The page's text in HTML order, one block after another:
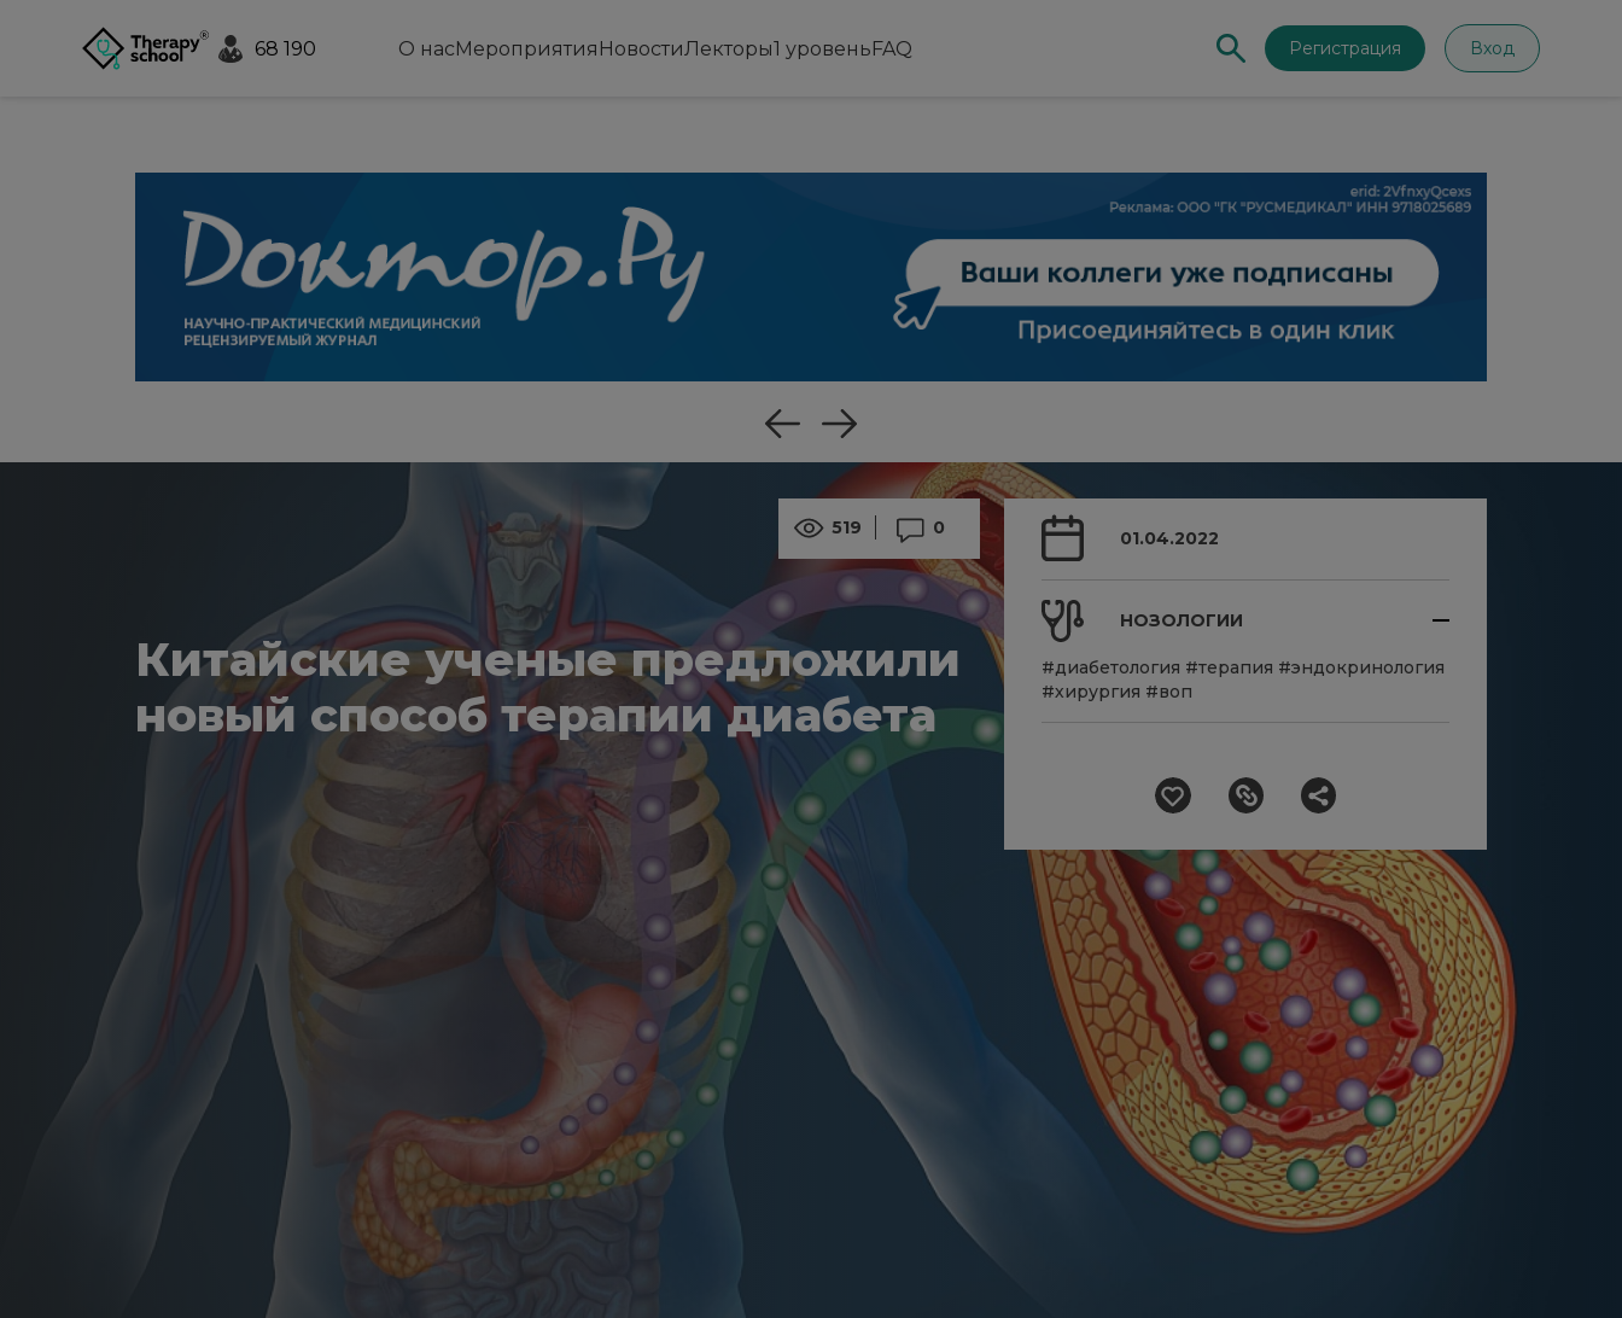
68 190 О насМероприятия НовостиЛекторы1 уровеньFAQ Регистрация Вход
519 0
Китайские ученые предложили
новый способ терапии диабета
01.04.2022
НОЗОЛОГИИ
#диабетология #терапия #эндокринология
#хирургия #воп